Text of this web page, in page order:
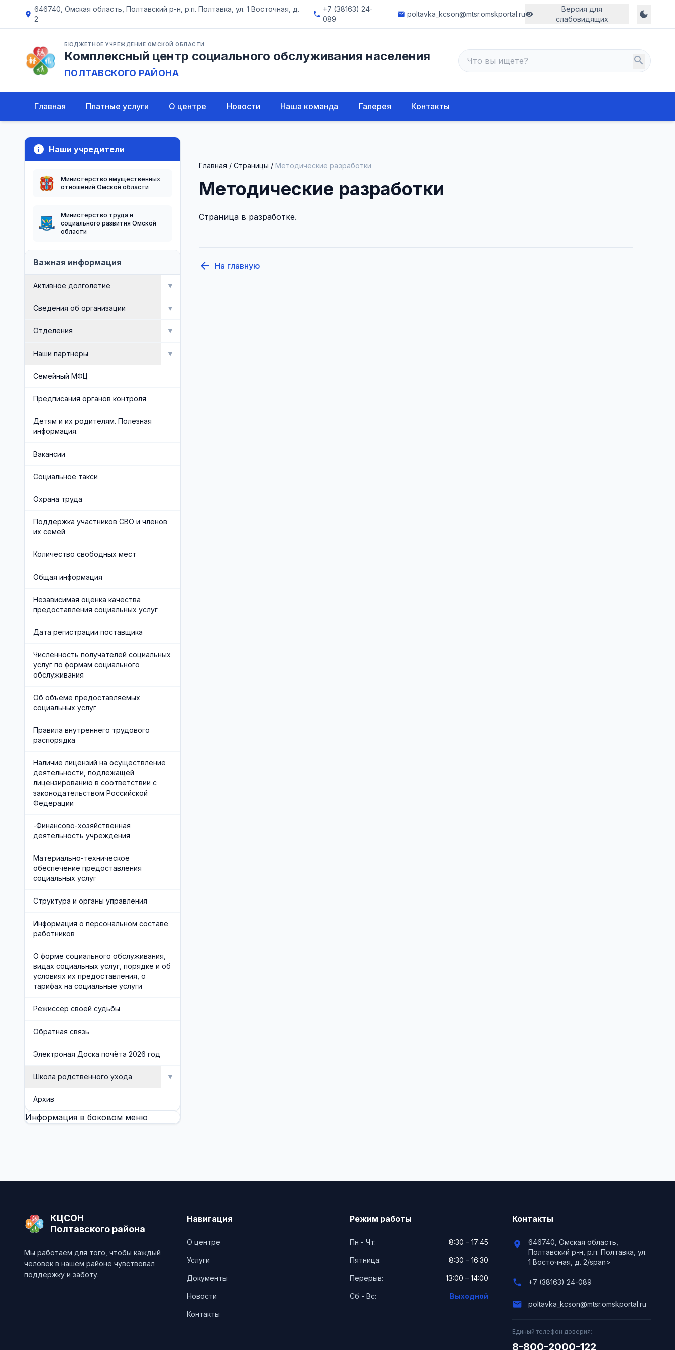
location_on
646740, Омская область, Полтавский р-н, р.п. Полтавка, ул. 1 Восточная, д.
2
phone
+7 (38163) 24-
089
email poltavka_kcson@mtsr.omskportal.ruvisibility
Версия для
слабовидящих
dark_mode
БЮДЖЕТНОЕ УЧРЕЖДЕНИЕ ОМСКОЙ ОБЛАСТИ
Комплексный центр социального обслуживания населения
ПОЛТАВСКОГО РАЙОНА
search
Главная Платные услуги О центре Новости Наша команда Галерея Контакты
info Наши учредители
Министерство имущественных
отношений Омской области
Министерство труда и
социального развития Омской
области
Важная информация
Активное долголетие ▼
Мероприятия
Активное долголетие
Сведения об организации ▼
Об организации
Сведения об организации
Доска почета
Документы
Административная служба
Хозяйственная служба
Противодействие коррупции
Предварительная запись
Отделения ▼
Отделение социальной
неблагополучия
Отделение срочного социального
обслуживания и организационного
обслуживания на дому граждан
Наши партнеры ▼
Попечительский совет
Общественные организации
Социальные партнеры
Семейный МФЦ
Предписания органов контроля
Детям и их родителям. Полезная
информация.
Вакансии
Социальное такси
Охрана труда
Поддержка участников СВО и членов
их семей
Количество свободных мест
Общая информация
Независимая оценка качества
предоставления социальных услуг
Дата регистрации поставщика
Численность получателей социальных
услуг по формам социального
обслуживания
Об объёме предоставляемых
социальных услуг
Правила внутреннего трудового
распорядка
Наличие лицензий на осуществление
деятельности, подлежащей
лицензированию в соответствии с
законодательством Российской
Федерации
-Финансово-хозяйственная
деятельность учреждения
Материально-техническое
обеспечение предоставления
социальных услуг
Структура и органы управления
Информация о персональном составе
работников
О форме социального обслуживания,
видах социальных услуг, порядке и об
условиях их предоставления, о
тарифах на социальные услуги
Режиссер своей судьбы
Обратная связь
Электроная Доска почёта 2026 год
Школа родственного ухода ▼
Школа родственного ухода
Занятия
Архив
Информация в боковом меню
Главная / Страницы / Методические разработки
Методические разработки
Страница в разработке.
arrow_back На главную
КЦСОН
Полтавского района
Мы работаем для того, чтобы каждый
человек в нашем районе чувствовал
поддержку и заботу.
Навигация
О центре
Услуги
Документы
Новости
Контакты
Режим работы
Пн - Чт: 8:30 – 17:45
Пятница: 8:30 – 16:30
Перерыв: 13:00 – 14:00
Сб - Вс: Выходной
Контакты
location_on
646740, Омская область,
Полтавский р-н, р.п. Полтавка, ул.
1 Восточная, д. 2/span>
phone +7 (38163) 24-089
email poltavka_kcson@mtsr.omskportal.ru
Единый телефон доверия:
8-800-2000-122